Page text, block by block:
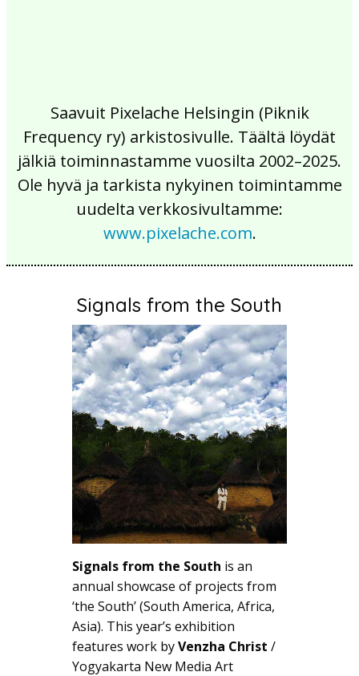
Saavuit Pixelache Helsingin (Piknik
Frequency ry) arkistosivulle. Täältä löydät
jälkiä toiminnastamme vuosilta 2002–2025.
Ole hyvä ja tarkista nykyinen toimintamme
uudelta verkkosivultamme:
www.pixelache.com.
Signals from the South
Signals from the South is an
annual showcase of projects from
‘the South’ (South America, Africa,
Asia). This year’s exhibition
features work byVenzha Christ /
Yogyakarta New Media Art